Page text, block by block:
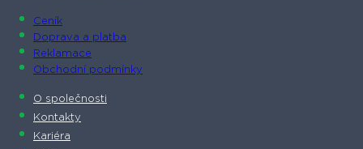
Ceník
Doprava a platba
Reklamace
Obchodní podmínky
O společnosti​
Kontakty
Kariéra